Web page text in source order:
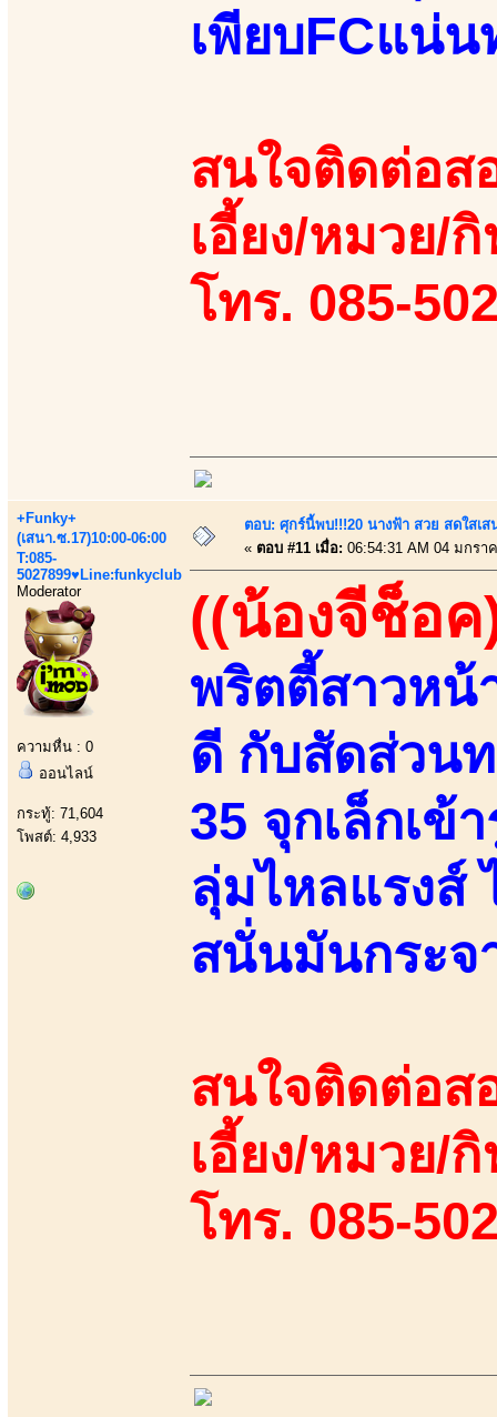
เพียบFCแน่น
สนใจติดต่อส
เอี้ยง/หมวย/
โทร. 085-
+Funky+
(เสนา.ซ.17)10:00-06:00
T:085-
5027899♥Line:funkyclub
Moderator
ความหื่น : 0
ออนไลน์
กระทู้: 71,604
โพสต์: 4,933
ตอบ: ศุกร์นี้พบ!!!20 นางฟ้า สวย สดใสเส
« ตอบ #11 เมื่อ: 06:54:31 AM 04 มกรา
((น้องจีช็อค
พริตตี้สาวหน้
ดี กับสัดส่วน
35 จุกเล็กเข้
ลุ่มไหลแรงส์
สนั่นมันกระจ
สนใจติดต่อส
เอี้ยง/หมวย/
โทร. 085-